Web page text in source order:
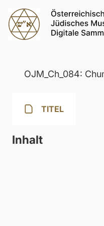
OJM_Ch_084:
TITEL
Inhalt